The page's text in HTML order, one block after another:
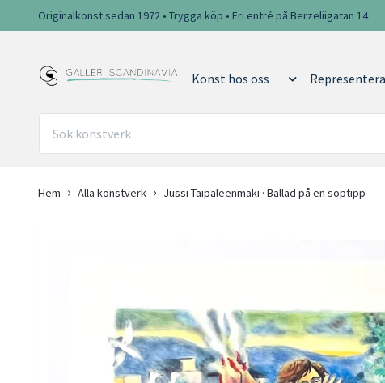
Originalkonst sedan 1972 • Trygga köp • Fri entré på Berzeliigatan 14
Konst hos oss
Hem Alla konstverk Jussi Taipaleenmäki · Ballad på en soptipp